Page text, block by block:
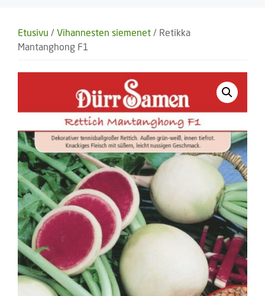
Etusivu / Vihannesten siemenet / Retikka
Mantanghong F1